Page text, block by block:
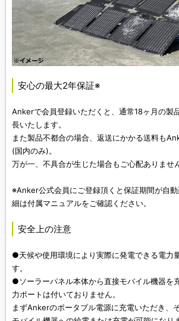
安心の最大2年保証※
Ankerで会員登録いただくと、通常18ヶ月の製
長いたします。
また製品不都合の場合、返送にかかる送料も
(国内のみ)。
万が一、不具合が生じた場合もご心配ありません
※Anker公式会員にご登録頂くと保証期間が自
細は付属マニュアルをご確認ください。
安全上の注意
●天候や使用環境により実際に発電できる電力
す。
●ソーラーパネル本体から直接モバイル機器を
力ポートは付いておりません。
まずAnkerのポータブル電源に充電いただき、